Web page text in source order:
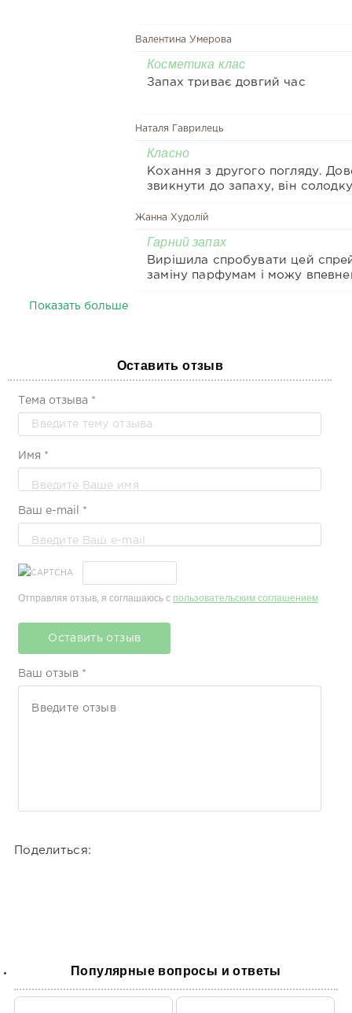
Валентина Умерова
Косметика клас
Запах триває довгий час
Наталя Гаврилець
Класно
Кохання з другого погляду.
звикнути до запаху, він
освіжаючі.
Жанна Худолій
Гарний запах
Вирішила спробувати цей
заміну парфумам і можу
Про це
Запах - бомба !!!
Валентина Умерова
Дуже сподобалось
На подарунок
Чудовий запах і чудовий
рекомендую вам спробувати це
залежним.
Показать больше
Оставить отзыв
Тема отзыва *
Имя *
Ваш e-mail *
Отправляя отзыв, я соглашаюсь с пользовательским соглашением
Оставить отзыв
Ваш отзыв *
Поделиться:
Популярные вопросы и ответы